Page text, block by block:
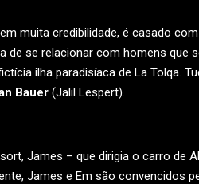
muita credibilidade, é casado com
se relacionar com homens que
ilha paradisíaca de La Tolqa.
Bauer (Jalil Lespert).
James – que dirigia o carro de
James e Em são convencidos